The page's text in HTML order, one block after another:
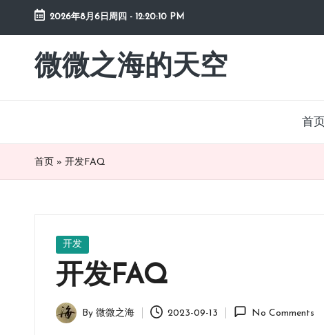
Skip
content
2026年8月6日周四 - 12:20:11 PM
微微之海的天空
diysky.cn
首页
首页 » 开发FAQ
Posted
in
开发
开发FAQ
Posted
By 微微之海 2023-09-13 No Comments